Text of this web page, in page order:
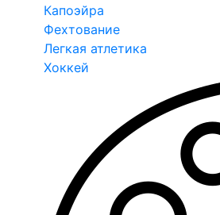
Капоэйра
Фехтование
Легкая атлетика
Хоккей